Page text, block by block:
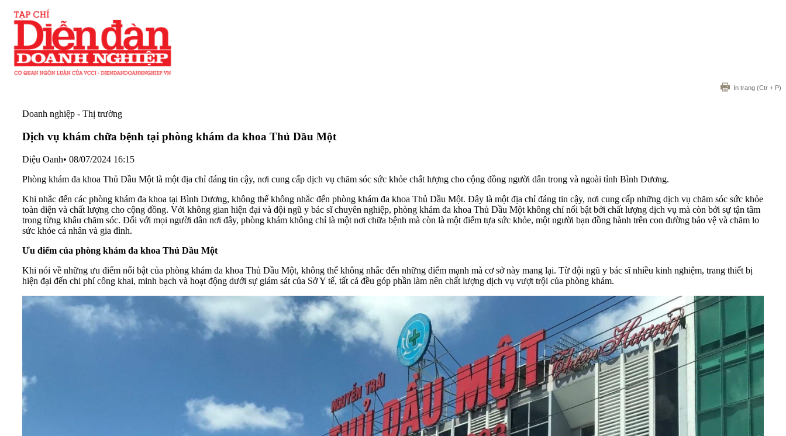
In trang (Ctr + P)
Doanh nghiệp - Thị trường
Dịch vụ khám chữa bệnh tại phòng khám đa khoa Thủ Dầu Một
Diệu Oanh• 08/07/2024 16:15
Phòng khám đa khoa Thủ Dầu Một là một địa chỉ đáng tin cậy, nơi cung cấp dịch vụ chăm sóc sức khỏe chất lượng cho cộng đồng người dân trong và ngoài tỉnh Bình Dương.
Khi nhắc đến các phòng khám đa khoa tại Bình Dương, không thể không nhắc đến phòng khám đa khoa Thủ Dầu Một. Đây là một địa chỉ đáng tin cậy, nơi cung cấp những dịch vụ chăm sóc sức khỏe
toàn diện và chất lượng cho cộng đồng. Với không gian hiện đại và đội ngũ y bác sĩ chuyên nghiệp, phòng khám đa khoa Thủ Dầu Một không chỉ nổi bật bởi chất lượng dịch vụ mà còn bởi sự tận tâm
trong từng khâu chăm sóc. Đối với mọi người dân nơi đây, phòng khám không chỉ là một nơi chữa bệnh mà còn là một điểm tựa sức khỏe, một người bạn đồng hành trên con đường bảo vệ và chăm lo
sức khỏe cá nhân và gia đình.
Ưu điểm của phòng khám đa khoa Thủ Dầu Một
Khi nói về những ưu điểm nổi bật của phòng khám đa khoa Thủ Dầu Một, không thể không nhắc đến những điểm mạnh mà cơ sở này mang lại. Từ đội ngũ y bác sĩ nhiều kinh nghiệm, trang thiết bị
hiện đại đến chi phí công khai, minh bạch và hoạt động dưới sự giám sát của Sở Y tế, tất cả đều góp phần làm nên chất lượng dịch vụ vượt trội của phòng khám.